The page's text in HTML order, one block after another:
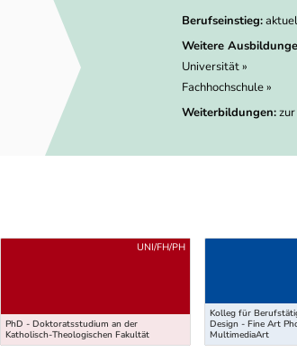
Berufseinstieg:
Weitere
Universität »
Fachhochschule »
Weiterbildungen:
PhD - Doktoratsstudium an der
Katholisch-Theologischen Fakultät
UNI/FH/PH
Kolleg für
Design - Fine Art
MultimediaArt